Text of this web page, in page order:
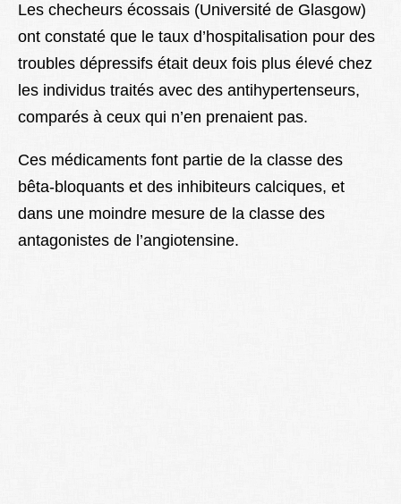
Les checheurs écossais (Université de Glasgow)
ont constaté que le taux d’hospitalisation pour des
troubles dépressifs était deux fois plus élevé chez
les individus traités avec des antihypertenseurs,
comparés à ceux qui n’en prenaient pas.
Ces médicaments font partie de la classe des
bêta-bloquants et des inhibiteurs calciques, et
dans une moindre mesure de la classe des
antagonistes de l’angiotensine.